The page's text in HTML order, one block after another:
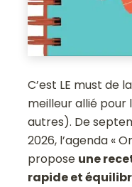
C’est LE must de
meilleur allié pour
autres). De
2026, l’agenda «
propose une
rapide et